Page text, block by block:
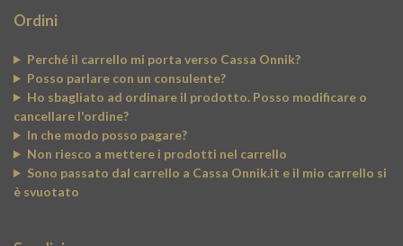
Ordini
Perché il carrello mi porta verso Cassa Onnik?
Posso parlare con un consulente?
Ho sbagliato ad ordinare il prodotto. Posso modificare o
cancellare l'ordine?
In che modo posso pagare?
Non riesco a mettere i prodotti nel carrello
Sono passato dal carrello a Cassa Onnik.it e il mio carrello si
è svuotato